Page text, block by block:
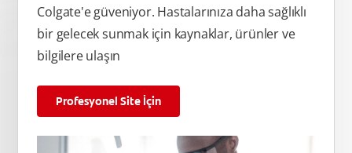
Colgate'e güveniyor. Hastalarınıza daha sağlıklı
bir gelecek sunmak için kaynaklar, ürünler ve
bilgilere ulaşın
Profesyonel Site İçin